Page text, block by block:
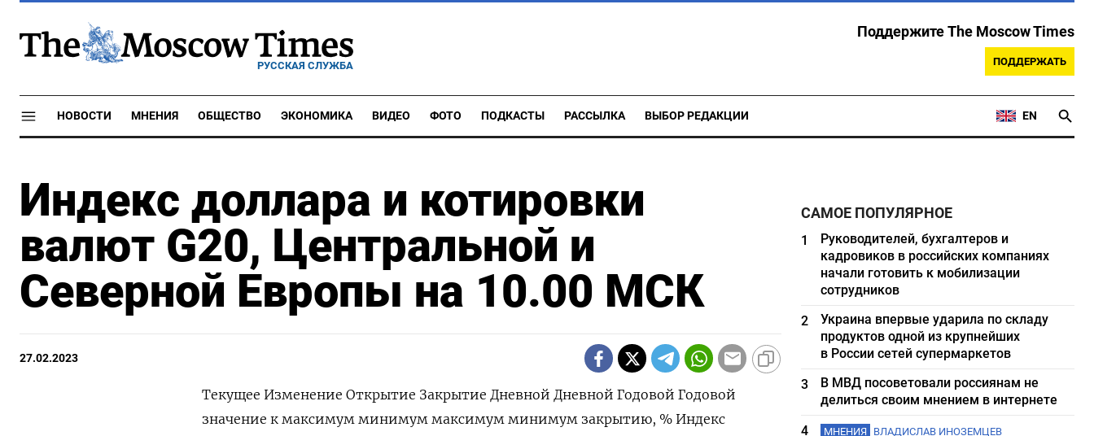
РУССКАЯ СЛУЖБА
Поддержите The Moscow Times
ПОДДЕРЖАТЬ
НОВОСТИ МНЕНИЯ ОБЩЕСТВО ЭКОНОМИКА ВИДЕО ФОТО ПОДКАСТЫ РАССЫЛКА ВЫБОР РЕДАКЦИИ EN
Индекс доллара и котировки
валют G20, Центральной и
Северной Европы на 10.00 МСК
27.02.2023
Текущее Изменение Открытие Закрытие Дневной Дневной Годовой Годовой
значение к максимум минимум максимум минимум закрытию, % Индекс
САМОЕ ПОПУЛЯРНОЕ
1
Руководителей, бухгалтеров и
кадровиков в российских компаниях
начали готовить к мобилизации
сотрудников
2
Украина впервые ударила по складу
продуктов одной из крупнейших
в России сетей супермаркетов
3
В МВД посоветовали россиянам не
делиться своим мнением в интернете
4
МНЕНИЯ ВЛАДИСЛАВ ИНОЗЕМЦЕВ